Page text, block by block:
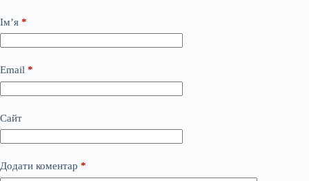
Ім’я *
Email *
Сайт
Додати коментар *